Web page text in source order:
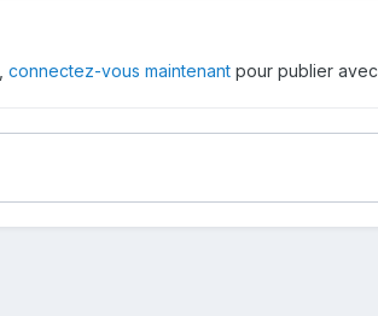
connectez-vous maintenant pour publier